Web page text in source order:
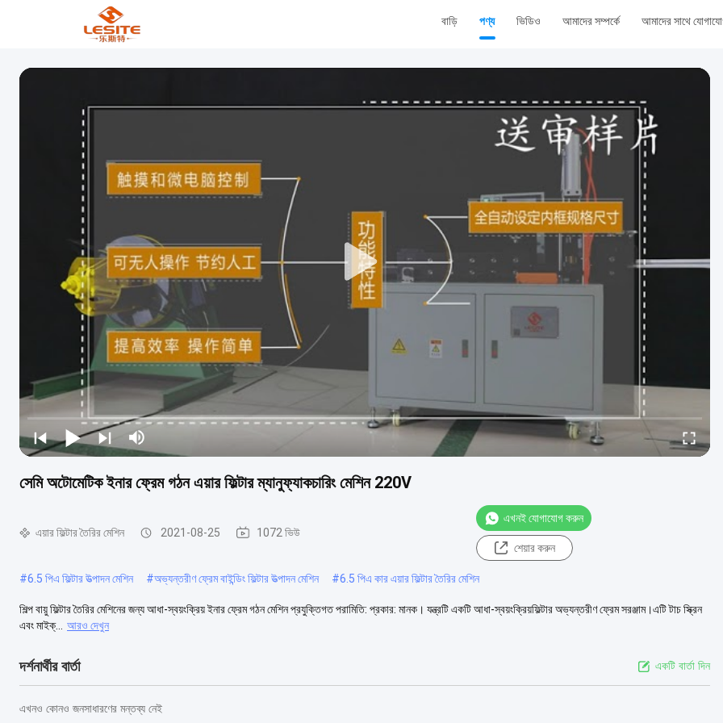
বাড়ি পণ্য ভিডিও আমাদের সম্পর্কে আমাদের সাথে
সেমি অটোমেটিক ইনার ফ্রেম গঠন এয়ার ফিল্টার ম্যানুফ্যাকচারিং মেশিন 220V
এয়ার ফিল্টার তৈরির মেশিন 2021-08-25 1072 ভিউ
এখনই যোগাযোগ করুন
শেয়ার করুন
#6.5 পিএ ফিল্টার উত্পাদন মেশিন #অভ্যন্তরীণ ফ্রেম বাইন্ডিং ফিল্টার উত্পাদন মেশিন #6.5 পিএ কার এয়ার ফিল্টার তৈরির মেশিন
শিল্প বায়ু ফিল্টার তৈরির মেশিনের জন্য আধা-স্বয়ংক্রিয় ইনার ফ্রেম গঠন মেশিন প্রযুক্তিগত পরামিতি: প্রকার: মানক। যন্ত্রটি একটি আধা-স্বয়ংক্রিয়ফিল্টার অভ্যন্তরীণ ফ্রেম সরঞ্জাম।এটি টাচ স্ক্রিন
এবং মাইক্...
আরও দেখুন
দর্শনার্থীর বার্তা একটি বার্তা দিন
এখনও কোনও জনসাধারণের মন্তব্য নেই